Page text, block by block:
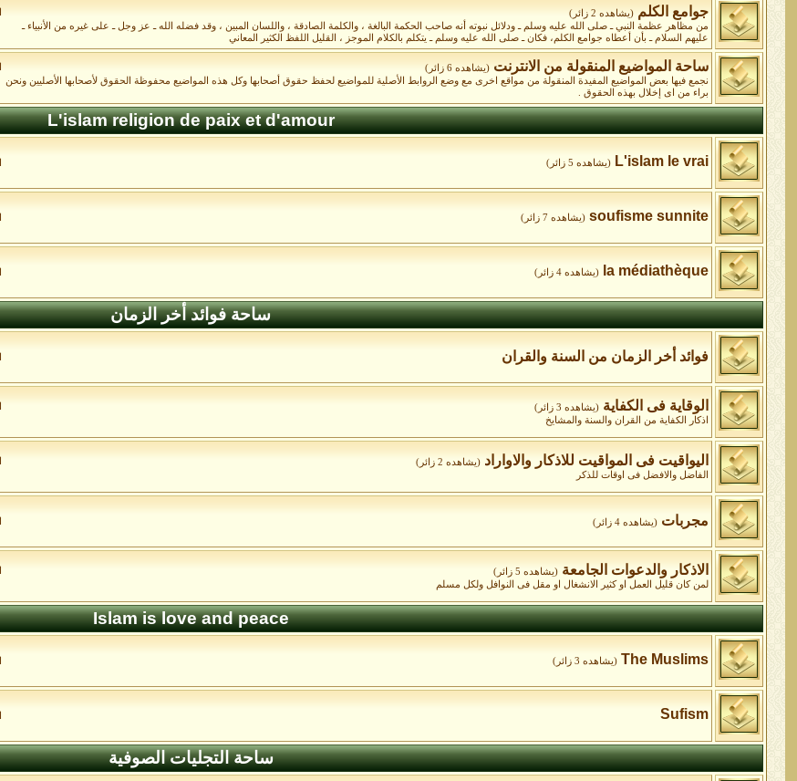
جوامع الكلم (يشاهده 2 زائر)
من مظاهر عظمة النبي ـ صلى الله عليه وسلم ـ ودلائل نبوته أنه صاحب الحكمة البالغة ، والكلمة الصادقة ، واللسان المبين ، وقد فضله الله ـ عز وجل ـ على غيره من الأنبياء ـ
عليهم السلام ـ بأن أعطاه جوامع الكلم، فكان ـ صلى الله عليه وسلم ـ يتكلم بالكلام الموجز ، القليل اللفظ الكثير المعاني
ساحة المواضيع المنقولة من الانترنت (يشاهده 6 زائر)
نجمع فيها بعض المواضيع المفيدة المنقولة من مواقع اخرى مع وضع الروابط الأصلية للمواضيع لحفظ حقوق أصحابها وكل هذه المواضيع محفوظة الحقوق لأصحابها الأصليين ونحن
براء من اى إخلال بهذه الحقوق .
L'islam religion de paix et d'amour
L'islam le vrai (يشاهده 5 زائر)
soufisme sunnite (يشاهده 7 زائر)
la médiathèque (يشاهده 4 زائر)
ساحة فوائد أخر الزمان
فوائد أخر الزمان من السنة والقران
الوقاية فى الكفاية (يشاهده 3 زائر)
اذكار الكفاية من القران والسنة والمشايخ
اليواقيت فى المواقيت للاذكار والاواراد (يشاهده 2 زائر)
الفاضل والافضل فى اوقات للذكر
مجربات (يشاهده 4 زائر)
الاذكار والدعوات الجامعة (يشاهده 5 زائر)
لمن كان قليل العمل او كثير الانشغال او مقل فى النوافل ولكل مسلم
Islam is love and peace
The Muslims (يشاهده 3 زائر)
Sufism
ساحة التجليات الصوفية